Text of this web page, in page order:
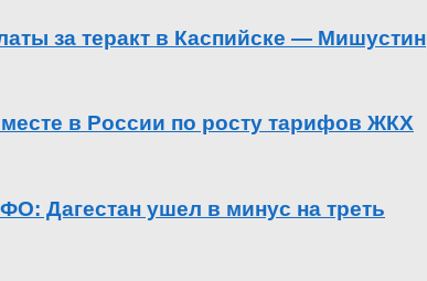
за теракт в Каспийске — Мишустин
в России по росту тарифов ЖКХ
Дагестан ушел в минус на треть